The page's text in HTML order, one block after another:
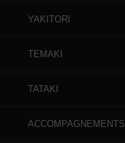
YAKITORI
TEMAKI
TATAKI
ACCOMPAGNEMENTS